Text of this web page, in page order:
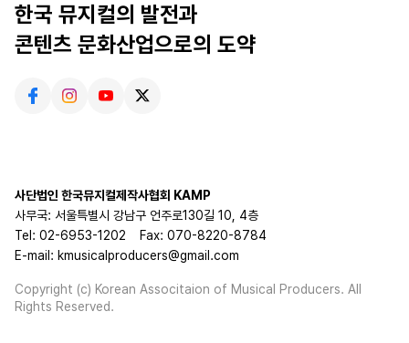
한국 뮤지컬의 발전과
콘텐츠 문화산업으로의 도약
사단법인 한국뮤지컬제작사협회 KAMP
사무국: 서울특별시 강남구 언주로130길 10, 4층
Tel: 02-6953-1202
Fax: 070-8220-8784
E-mail: kmusicalproducers@gmail.com
Copyright (c) Korean Associtaion of Musical Producers. All
Rights Reserved.